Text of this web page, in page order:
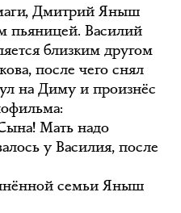
Дмитрий Яныш
пьяницей. Василий
близким другом
после чего снял
на Диму и произнёс
Мать надо
у Василия, после
семьи Яныш